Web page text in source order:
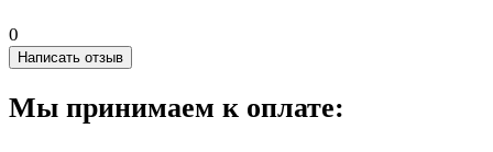
0
Написать отзыв
Мы принимаем к оплате: